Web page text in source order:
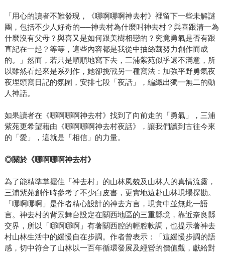
「用心的讀者不難發現，《哪啊哪啊神去村》裡留下一些未解謎
團，包括不少人好奇的──神去村為什麼叫神去村？與喜跟清一為
什麼沒有父母？與喜又是如何跟美樹相戀的？究竟勇氣是否有跟
直紀在一起？等等，這些內容都是我從中抽絲繭努力創作而成
的。」然而，若只是順順地寫下去，三浦紫苑似乎還不滿意，所
以雖然看起來是系列作，她卻挑戰另一種寫法：加強平野勇氣夜
夜埋頭寫日記的氛圍，安排七段「夜話」，編織出獨一無二的動
人神話。
如果讀者在《哪啊哪啊神去村》找到了向前走的「勇氣」，三浦
紫苑更希望藉由《哪啊哪啊神去村夜話》，讓我們讀到古往今來
的「愛」，這就是「相信」的力量。
◎關於《哪啊哪啊神去村》
為了能精準掌握住「神去村」的山林風貌及山林人的真情流露，
三浦紫苑創作時參考了不少白皮書，更實地遠赴山林現場探勘。
「哪啊哪啊」是作者精心設計的神去方言，現實中並無此一語
言。神去村的背景舞台設定在關西地區的三重縣境，靠近奈良縣
交界，所以「哪啊哪啊」有著關西腔的輕腔軟調，也提示著神去
村山林生活中的緩慢自在步調。作者曾表示：「這緩慢步調的語
感，切中符合了山林以一百年循環發展及經營的價值觀，獻給對